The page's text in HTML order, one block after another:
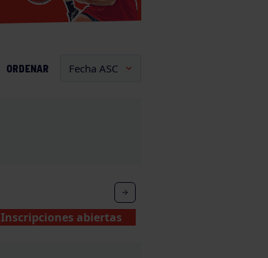
ORDENAR
Inscripciones abiertas